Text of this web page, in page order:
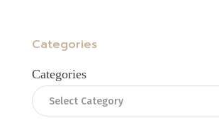
Categories
Categories